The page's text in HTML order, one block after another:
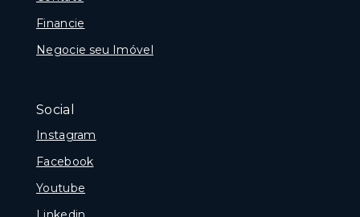
Financie
Negocie seu Imóvel
Social
Instagram
Facebook
Youtube